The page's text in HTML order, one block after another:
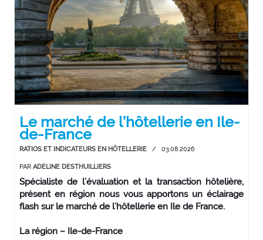
Le marché de l’hôtellerie en Ile-
de-France
RATIOS ET INDICATEURS EN HÔTELLERIE / 03.08.2026
PAR ADELINE DESTHUILLIERS
Spécialiste de l’évaluation et la transaction hôtelière,
présent en région nous vous apportons un éclairage
flash sur le marché de l’hôtellerie en Ile de France.
La région – Ile-de-France